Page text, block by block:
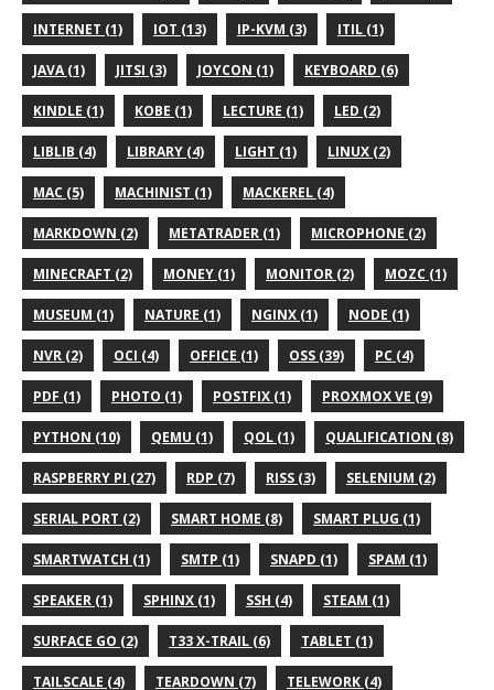
INTERNET (1) IOT (13) IP-KVM (3) ITIL (1)
JAVA (1) JITSI (3) JOYCON (1) KEYBOARD (6)
KINDLE (1) KOBE (1) LECTURE (1) LED (2)
LIBLIB (4) LIBRARY (4) LIGHT (1) LINUX (2)
MAC (5) MACHINIST (1) MACKEREL (4)
MARKDOWN (2) METATRADER (1) MICROPHONE (2)
MINECRAFT (2) MONEY (1) MONITOR (2) MOZC (1)
MUSEUM (1) NATURE (1) NGINX (1) NODE (1)
NVR (2) OCI (4) OFFICE (1) OSS (39) PC (4)
PDF (1) PHOTO (1) POSTFIX (1) PROXMOX VE (9)
PYTHON (10) QEMU (1) QOL (1) QUALIFICATION (8)
RASPBERRY PI (27) RDP (7) RISS (3) SELENIUM (2)
SERIAL PORT (2) SMART HOME (8) SMART PLUG (1)
SMARTWATCH (1) SMTP (1) SNAPD (1) SPAM (1)
SPEAKER (1) SPHINX (1) SSH (4) STEAM (1)
SURFACE GO (2) T33 X-TRAIL (6) TABLET (1)
TAILSCALE (4) TEARDOWN (7) TELEWORK (4)